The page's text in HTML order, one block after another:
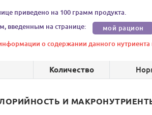
приведено на 100 грамм продукта.
введенным на странице:
мой рацион
о содержании данного нутриента
Количество
И